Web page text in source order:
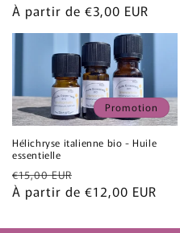
Prix
habituel
À partir de €3,00 EUR
Promotion
Hélichryse italienne bio - Huile
essentielle
Prix
habituel
€15,00 EUR
promotionnel
À partir de €12,00 EUR